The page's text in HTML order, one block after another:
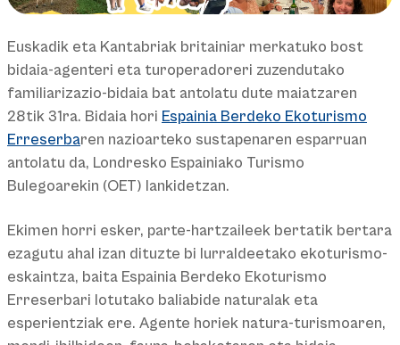
Euskadik eta Kantabriak britainiar merkatuko bost
bidaia-agenteri eta turoperadoreri zuzendutako
familiarizazio-bidaia bat antolatu dute maiatzaren
28tik 31ra. Bidaia hori Espainia Berdeko Ekoturismo
Erreserbaren nazioarteko sustapenaren esparruan
antolatu da, Londresko Espainiako Turismo
Bulegoarekin (OET) lankidetzan.
Ekimen horri esker, parte-hartzaileek bertatik bertara
ezagutu ahal izan dituzte bi lurraldeetako ekoturismo-
eskaintza, baita Espainia Berdeko Ekoturismo
Erreserbari lotutako baliabide naturalak eta
esperientziak ere. Agente horiek natura-turismoaren,